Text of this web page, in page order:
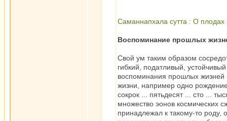
Саманнапхала сутта : О
Воспоминание прошлых
Свой ум таким образом
гибкий, податливый,
воспоминания прошлых
жизни, например одно
сокрок ... пятьдесят ... сто ...
множество эонов космических
принадлежал к такому-то